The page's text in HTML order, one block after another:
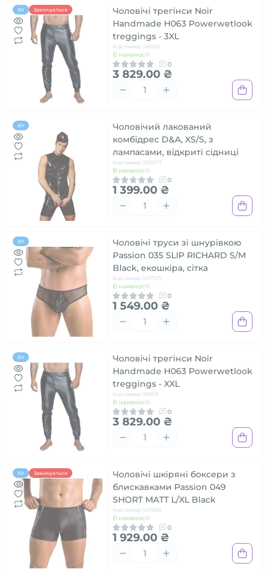
Хіт Закінчується
Чоловічі трегінси Noir
Handmade H063 Powerwetlook
treggings - 3XL
Код товару: SX0120
В наявності
0
3 829.00 ₴
Хіт
Чоловічий лакований
комбідрес D&A, XS/S, з
лампасами, відкриті сідниці
Код товару: SO9575
В наявності
0
1 399.00 ₴
Хіт
Чоловічі труси зі шнурівкою
Passion 035 SLIP RICHARD S/M
Black, екошкіра, сітка
Код товару: SO7577
В наявності
0
1 549.00 ₴
Хіт
Чоловічі трегінси Noir
Handmade H063 Powerwetlook
treggings - XXL
Код товару: SX0119
В наявності
0
3 829.00 ₴
Хіт Закінчується
Чоловічі шкіряні боксери з
блискавками Passion 049
SHORT MATT L/XL Black
Код товару: SO7618
В наявності
0
1 929.00 ₴